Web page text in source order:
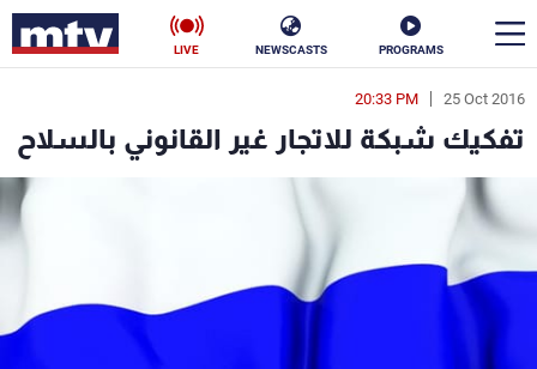
PROGRAMS
NEWSCASTS
LIVE
25 Oct 2016
20:33 PM
تفكيك شبكة للاتجار غير القانوني بالسلاح
en
الأخبار
سياسة
إقتصاد